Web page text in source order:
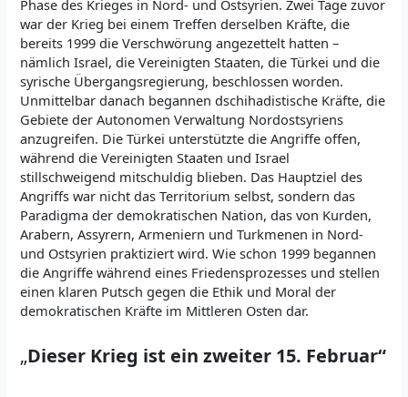
Phase des Krieges in Nord- und Ostsyrien. Zwei Tage zuvor
war der Krieg bei einem Treffen derselben Kräfte, die
bereits 1999 die Verschwörung angezettelt hatten –
nämlich Israel, die Vereinigten Staaten, die Türkei und die
syrische Übergangsregierung, beschlossen worden.
Unmittelbar danach begannen dschihadistische Kräfte, die
Gebiete der Autonomen Verwaltung Nordostsyriens
anzugreifen. Die Türkei unterstützte die Angriffe offen,
während die Vereinigten Staaten und Israel
stillschweigend mitschuldig blieben. Das Hauptziel des
Angriffs war nicht das Territorium selbst, sondern das
Paradigma der demokratischen Nation, das von Kurden,
Arabern, Assyrern, Armeniern und Turkmenen in Nord-
und Ostsyrien praktiziert wird. Wie schon 1999 begannen
die Angriffe während eines Friedensprozesses und stellen
einen klaren Putsch gegen die Ethik und Moral der
demokratischen Kräfte im Mittleren Osten dar.
„Dieser Krieg ist ein zweiter 15. Februar“